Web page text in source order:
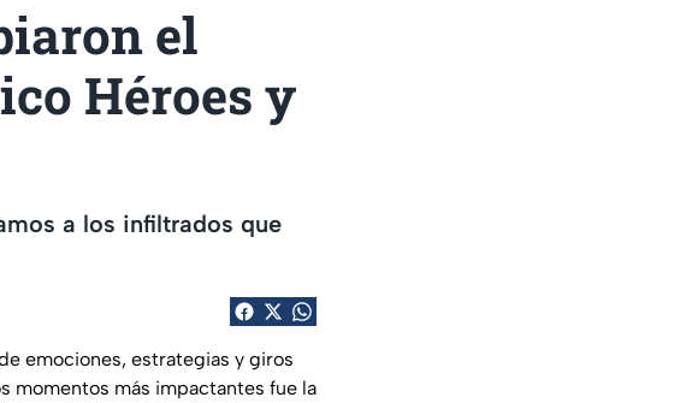
el
Héroes y
a los infiltrados que
emociones, estrategias y giros
momentos más impactantes fue la